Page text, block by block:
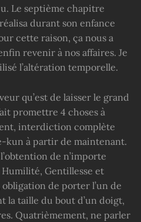
Le septième chapitre
durant son enfance
cette raison, ça nous a
revenir à nos affaires. Je
l’altération temporelle.
qu’est de laisser le grand
promettre 4 choses à
interdiction complète
kun à partir de maintenant.
de n’importe
Gentillesse et
de porter l’un de
la taille du bout d’un doigt,
Quatrièmement, ne parler